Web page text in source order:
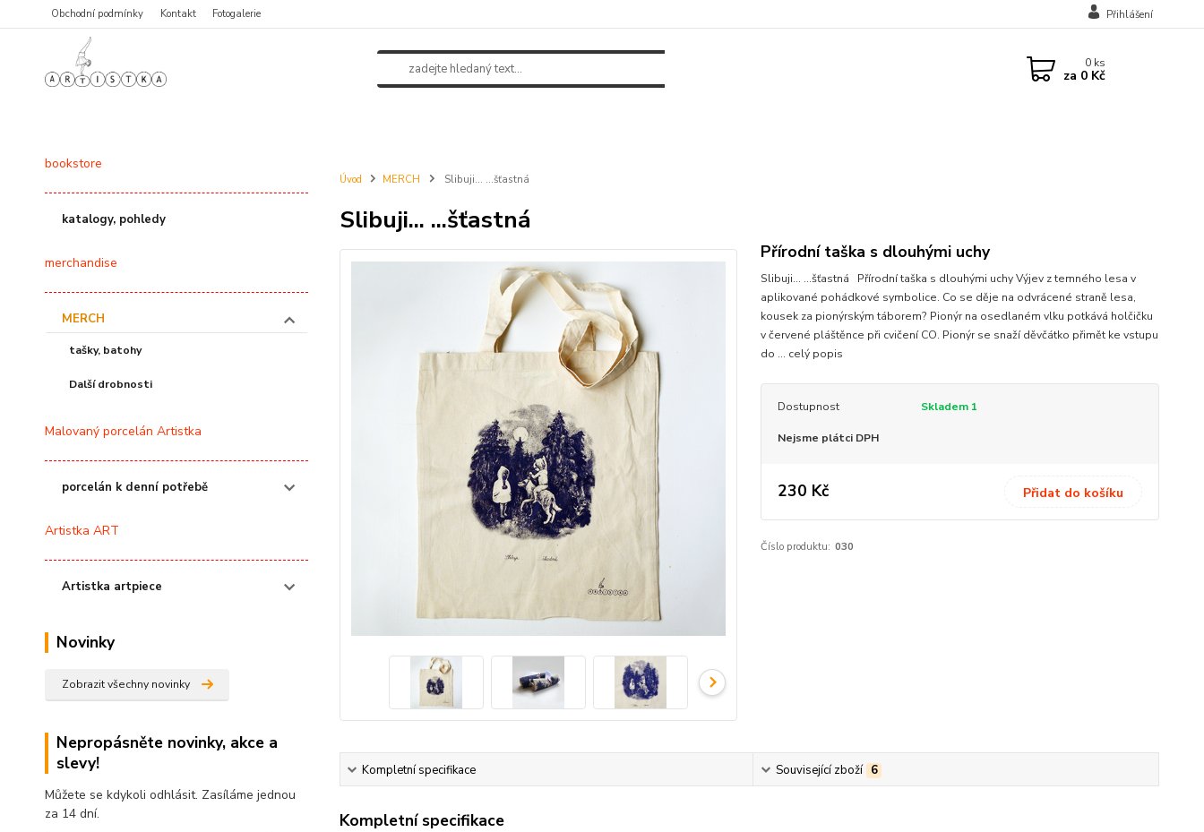
Obchodní podmínky Kontakt Fotogalerie Přihlášení
0 ks
za 0 Kč
bookstore
katalogy, pohledy
merchandise
MERCH
tašky, batohy
Další drobnosti
Malovaný porcelán Artistka
porcelán k denní potřebě
Artistka ART
Artistka artpiece
Novinky
Zobrazit všechny novinky
Nepropásněte novinky, akce a
slevy!
Můžete se kdykoli odhlásit. Zasíláme jednou
za 14 dní.
Úvod MERCH Slibuji... ...šťastná
Slibuji... ...šťastná
Přírodní taška s dlouhými uchy
Slibuji... ...šťastná Přírodní taška s dlouhými uchy Výjev z temného lesa v
aplikované pohádkové symbolice. Co se děje na odvrácené straně lesa,
kousek za pionýrským táborem? Pionýr na osedlaném vlku potkává holčičku
v červené pláštěnce při cvičení CO. Pionýr se snaží děvčátko přimět ke vstupu
do ... celý popis
Dostupnost Skladem 1
Nejsme plátci DPH
230 Kč Přidat do košíku
Číslo produktu: 030
Kompletní specifikace Související zboží 6
Kompletní specifikace